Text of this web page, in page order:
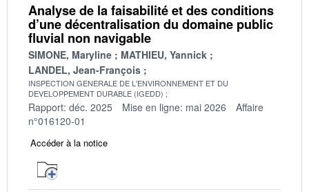
Analyse de la faisabilité et des conditions
d’une décentralisation du domaine public
fluvial non navigable
SIMONE, Maryline
MATHIEU, Yannick
LANDEL, Jean-François
INSPECTION GENERALE DE L'ENVIRONNEMENT ET DU
DEVELOPPEMENT DURABLE (IGEDD)
Rapport: déc. 2025 Mise en ligne: mai 2026
Affaire
n°016120-01
Accéder à la notice